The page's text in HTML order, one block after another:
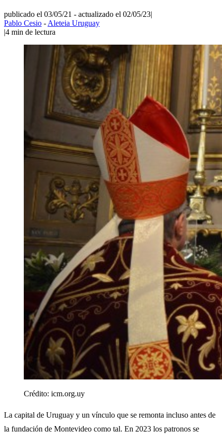
publicado el 03/05/21 - actualizado el 02/05/23|
Pablo Cesio - Aleteia Uruguay
|4 min de lectura
Crédito: icm.org.uy
La capital de Uruguay y un vínculo que se remonta incluso antes de
la fundación de Montevideo como tal. En 2023 los patronos se